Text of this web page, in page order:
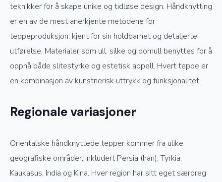
teknikker for å skape unike og tidløse design. Håndknytting
er en av de mest anerkjente metodene for
teppeproduksjon, kjent for sin holdbarhet og detaljerte
utførelse. Materialer som ull, silke og bomull benyttes for å
oppnå både slitestyrke og estetisk appell. Hvert teppe er
en kombinasjon av kunstnerisk uttrykk og funksjonalitet.
Regionale variasjoner
Orientalske håndknyttede tepper kommer fra ulike
geografiske områder, inkludert Persia (Iran), Tyrkia,
Kaukasus, India og Kina. Hver region har sitt eget særpreg